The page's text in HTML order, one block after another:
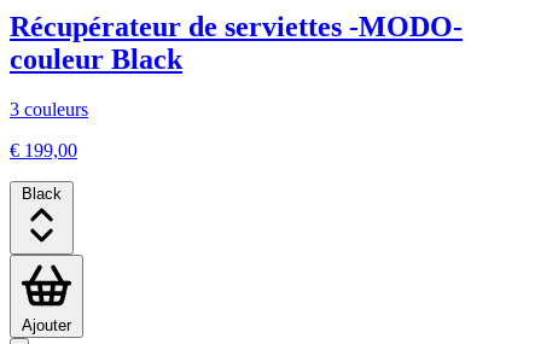
Récupérateur de serviettes -MODO-
couleur Black
3 couleurs
€ 199,00
Black
Ajouter